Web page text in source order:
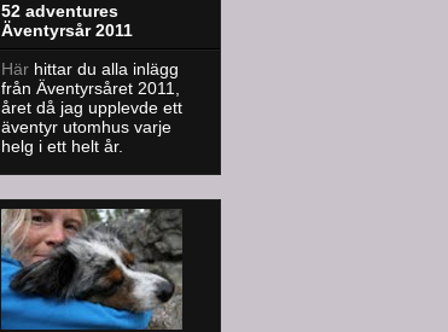
52 adventures
Äventyrsår 2011
Här hittar du alla inlägg
från Äventyrsåret 2011,
året då jag upplevde ett
äventyr utomhus varje
helg i ett helt år.